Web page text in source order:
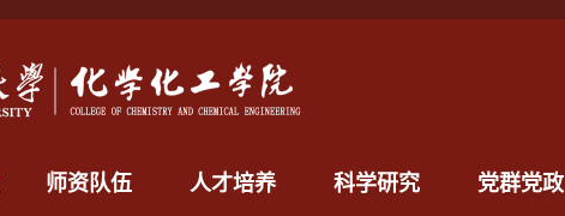
师资队伍 人才培养 科学研究 党群党政